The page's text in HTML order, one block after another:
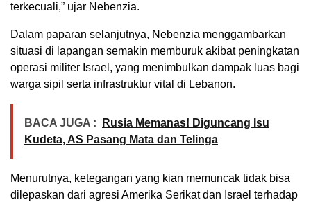
terkecuali,” ujar Nebenzia.
Dalam paparan selanjutnya, Nebenzia menggambarkan
situasi di lapangan semakin memburuk akibat peningkatan
operasi militer Israel, yang menimbulkan dampak luas bagi
warga sipil serta infrastruktur vital di Lebanon.
BACA JUGA :
Rusia Memanas! Diguncang Isu
Kudeta, AS Pasang Mata dan Telinga
Menurutnya, ketegangan yang kian memuncak tidak bisa
dilepaskan dari agresi Amerika Serikat dan Israel terhadap